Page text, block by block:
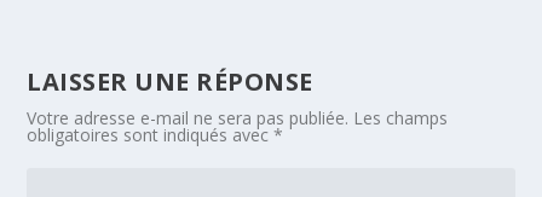
LAISSER UNE RÉPONSE
Votre adresse e-mail ne sera pas publiée. Les champs
obligatoires sont indiqués avec*